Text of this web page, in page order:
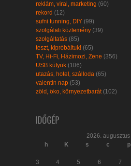
reklám, viral, marketing (60)
rekord (12)
sufni tunning, DIY (99)
szolgálati közlemény (39)
szolgáltatás (85)
teszt, kipróbáltuk! (65)
TV, Hi-Fi, Házimozi, Zene (356)
USB kütyük (106)
utazás, hotel, szálloda (65)
valentin nap (53)
zöld, öko, környezetbarát(102)
IDŐGÉP
2026. augusztus
h
K s c p
3
4 5 6 7